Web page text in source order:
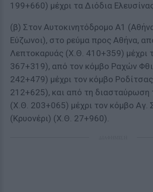
199+660) μέχρι τα Διόδια
(β) Στον Αυτοκινητόδρομο Α1
Εύζωνοι), στο ρεύμα προς Αθήνα,
Λεπτοκαρυάς (Χ.Θ. 410+359) μέχρι
367+319), από τον κόμβο Ραχών
242+479) μέχρι τον κόμβο
212+625), και από τη
(Χ.Θ. 203+065) μέχρι τον κόμβο Αγ.
(Κρυονέρι) (Χ.Θ. 27+960).